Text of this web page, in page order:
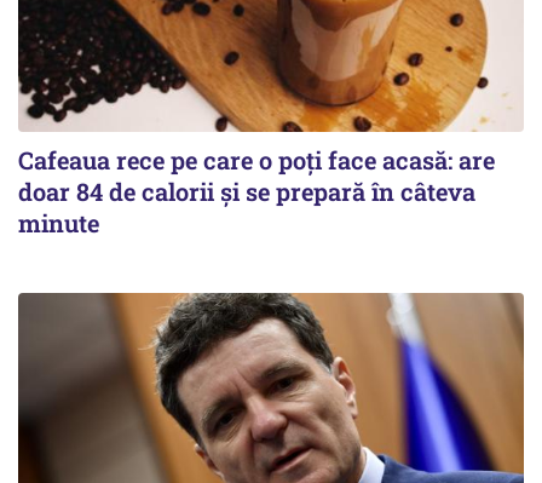
Cafeaua rece pe care o poți face acasă: are
doar 84 de calorii și se prepară în câteva
minute